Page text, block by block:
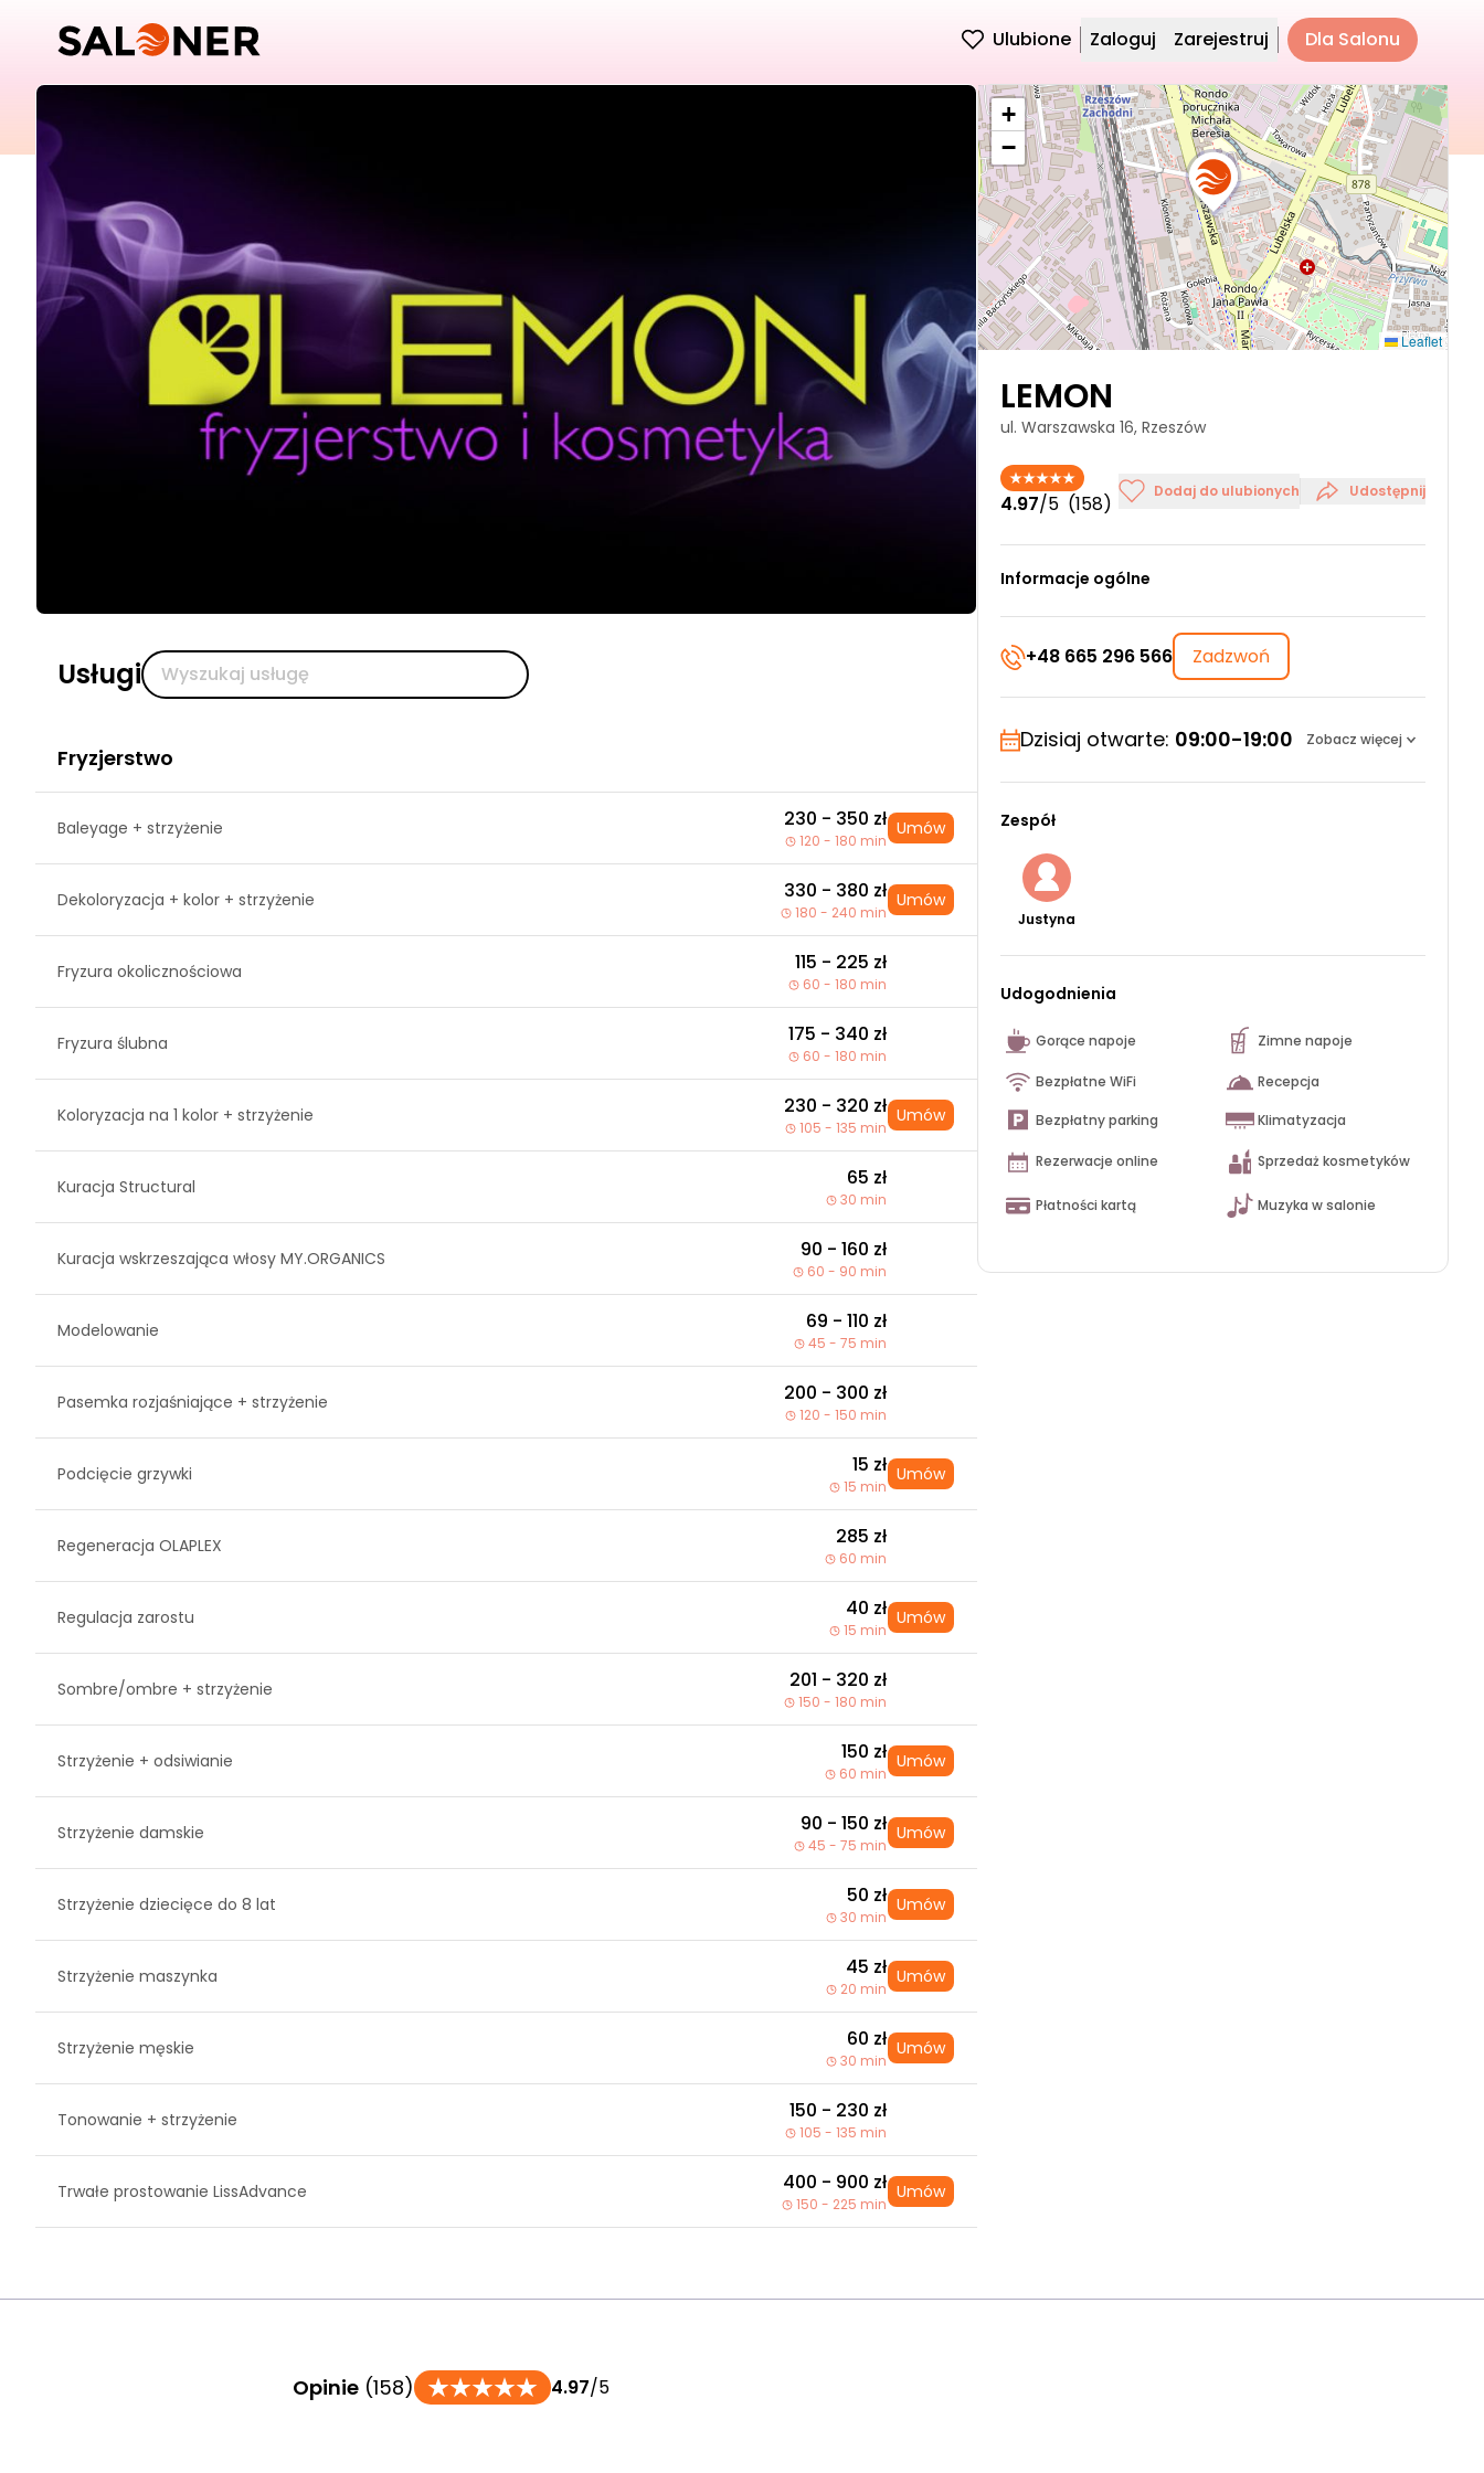
Ulubione Zaloguj Zarejestruj Dla Salonu
Usługi
Fryzjerstwo
Baleyage + strzyżenie 230 - 350 zł
120 - 180 min
Umów
Dekoloryzacja + kolor + strzyżenie 330 - 380 zł
180 - 240 min
Umów
Fryzura okolicznościowa 115 - 225 zł
60 - 180 min
Fryzura ślubna 175 - 340 zł
60 - 180 min
Koloryzacja na 1 kolor + strzyżenie 230 - 320 zł
105 - 135 min
Umów
Kuracja Structural 65 zł
30 min
Kuracja wskrzeszająca włosy MY.ORGANICS 90 - 160 zł
60 - 90 min
Modelowanie 69 - 110 zł
45 - 75 min
Pasemka rozjaśniające + strzyżenie 200 - 300 zł
120 - 150 min
Podcięcie grzywki 15 zł
15 min
Umów
Regeneracja OLAPLEX 285 zł
60 min
Regulacja zarostu 40 zł
15 min
Umów
Sombre/ombre + strzyżenie 201 - 320 zł
150 - 180 min
Strzyżenie + odsiwianie 150 zł
60 min
Umów
Strzyżenie damskie 90 - 150 zł
45 - 75 min
Umów
Strzyżenie dziecięce do 8 lat 50 zł
30 min
Umów
Strzyżenie maszynka 45 zł
20 min
Umów
Strzyżenie męskie 60 zł
30 min
Umów
Tonowanie + strzyżenie 150 - 230 zł
105 - 135 min
Trwałe prostowanie LissAdvance 400 - 900 zł
150 - 225 min
Umów
+
−
Leaflet
LEMON
ul. Warszawska 16, Rzeszów
4.97/5 (158)
Dodaj do ulubionych Udostępnij
Informacje ogólne
+48 665 296 566 Zadzwoń
Dzisiaj otwarte: 09:00-19:00 Zobacz więcej
Zespół
Justyna
Udogodnienia
Gorące napoje Zimne napoje
Bezpłatne WiFi Recepcja
Bezpłatny parking Klimatyzacja
Rezerwacje online Sprzedaż kosmetyków
Płatności kartą Muzyka w salonie
Opinie (158) 4.97/5